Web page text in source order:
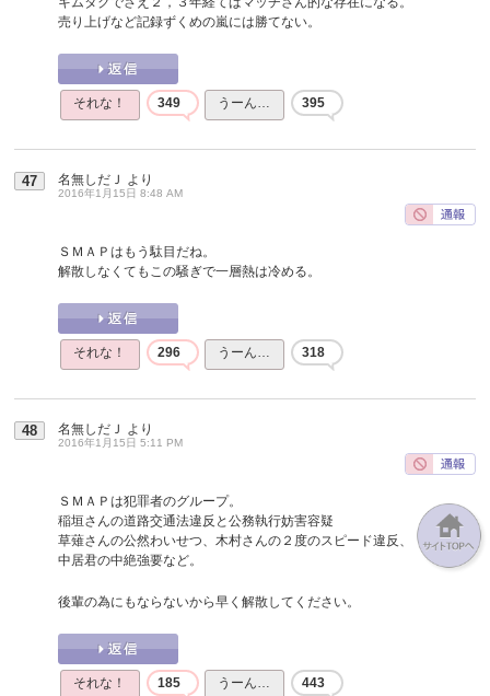
売り上げなど記録ずくめの嵐には勝てない。
それな！ 349 うーん… 395
47 名無しだＪ より
2016年1月15日 8:48 AM
ＳＭＡＰはもう駄目だね。
解散しなくてもこの騒ぎで一層熱は冷める。
それな！ 296 うーん… 318
48 名無しだＪ より
2016年1月15日 5:11 PM
ＳＭＡＰは犯罪者のグループ。
稲垣さんの道路交通法違反と公務執行妨害容疑
草薙さんの公然わいせつ、木村さんの２度のスピード違反、
中居君の中絶強要など。
後輩の為にもならないから早く解散してください。
それな！ 185 うーん… 443